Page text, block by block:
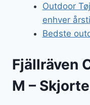
Outdoor
enhver
Bedste
Fjällräven
M –